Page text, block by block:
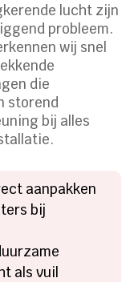
lucht zijn
probleem.
wij snel
die
storend
bij alles
aanpakken
bij
als vuil